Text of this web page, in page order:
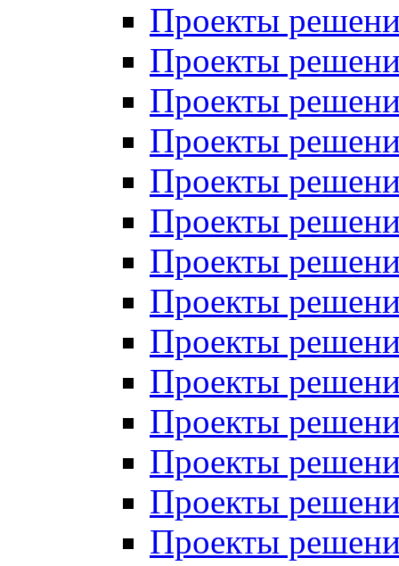
Проекты
Проекты
Проекты
Проекты
Проекты
Проекты
Проекты
Проекты
Проекты
Проекты
Проекты
Проекты
Проекты
Проекты